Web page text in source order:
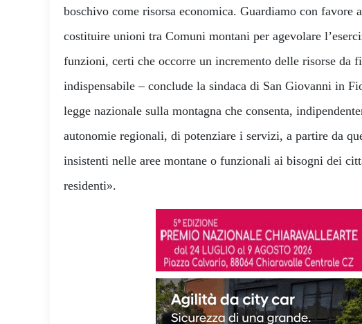
boschivo come risorsa economica. Guardiamo con favore
costituire unioni tra Comuni montani per agevolare
funzioni, certi che occorre un incremento delle risorse da
indispensabile – conclude la sindaca di San Giovanni in
legge nazionale sulla montagna che consenta,
autonomie regionali, di potenziare i servizi, a partire da
insistenti nelle aree montane o funzionali ai bisogni dei
residenti».